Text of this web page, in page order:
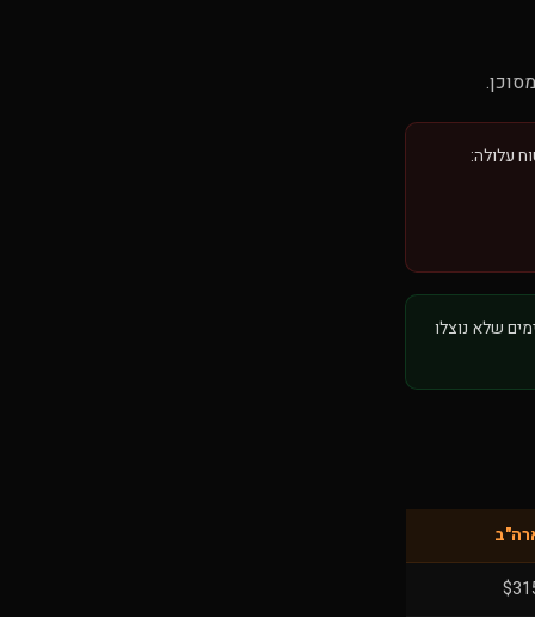
עלולה:
שלא נוצלו